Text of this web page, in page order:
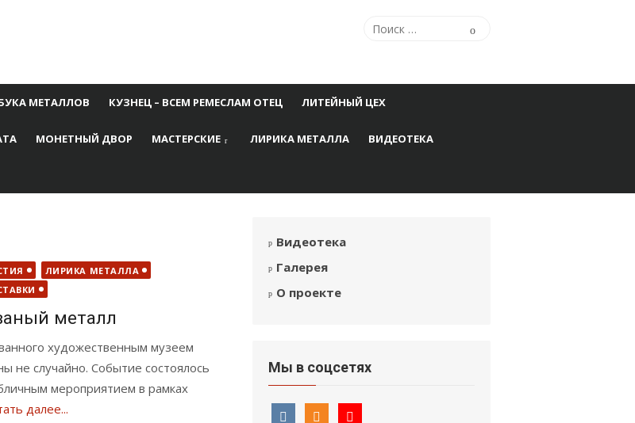
Поиск
Поиск
МЕТАЛЛОВ КУЗНЕЦ – ВСЕМ РЕМЕСЛАМ ОТЕЦ ЛИТЕЙНЫЙ ЦЕХ
МОНЕТНЫЙ ДВОР МАСТЕРСКИЕ ЛИРИКА МЕТАЛЛА ВИДЕОТЕКА
ЛИРИКА МЕТАЛЛА
металл
художественным музеем
случайно. Событие состоялось
мероприятием в рамках
далее...
Видеотека
Галерея
О проекте
Мы в соцсетях